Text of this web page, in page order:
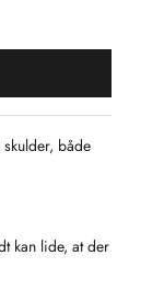
både
kan lide, at der